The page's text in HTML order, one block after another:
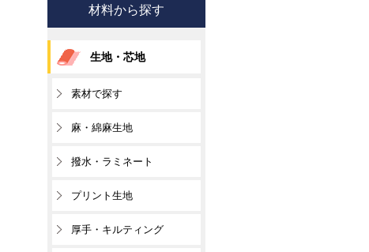
材料から探す
生地・芯地
素材で探す
麻・綿麻生地
撥水・ラミネート
プリント生地
厚手・キルティング